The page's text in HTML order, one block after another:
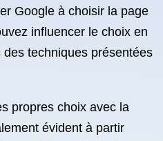
Google à choisir la page
influencer le choix en
techniques présentées
propres choix avec la
évident à partir